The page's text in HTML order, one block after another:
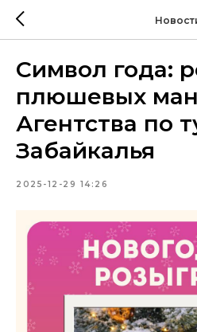
Символ года:
плюшевых
Агентства по
Забайкалья
2025-12-29 14:26